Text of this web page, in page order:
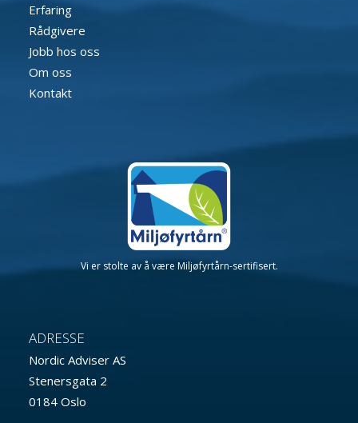
Erfaring
Rådgivere
Jobb hos oss
Om oss
Kontakt
Vi er stolte av å være Miljøfyrtårn-sertifisert.
ADRESSE
Nordic Adviser AS
Stenersgata 2
0184 Oslo